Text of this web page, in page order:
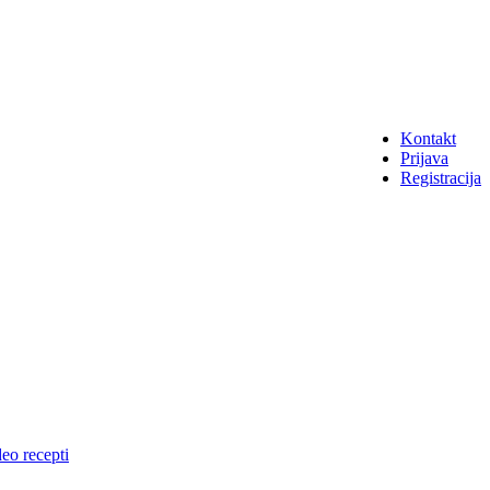
Kontakt
Prijava
Registracija
recepti